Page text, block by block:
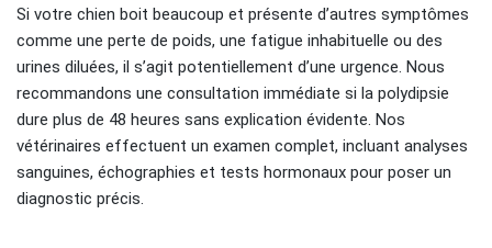
Si votre chien boit beaucoup et présente d’autres symptômes
comme une perte de poids, une fatigue inhabituelle ou des
urines diluées, il s’agit potentiellement d’une urgence. Nous
recommandons une consultation immédiate si la polydipsie
dure plus de 48 heures sans explication évidente. Nos
vétérinaires effectuent un examen complet, incluant analyses
sanguines, échographies et tests hormonaux pour poser un
diagnostic précis.